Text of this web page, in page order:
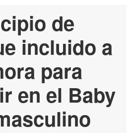
de
incluido a
para
en el Baby